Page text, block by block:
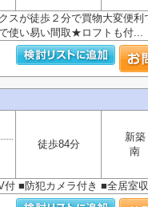
が徒歩２分で買物大変便
使い易い間取★ロフトも付...
徒歩84分
新築
南
■防犯カメラ付き ■全居室